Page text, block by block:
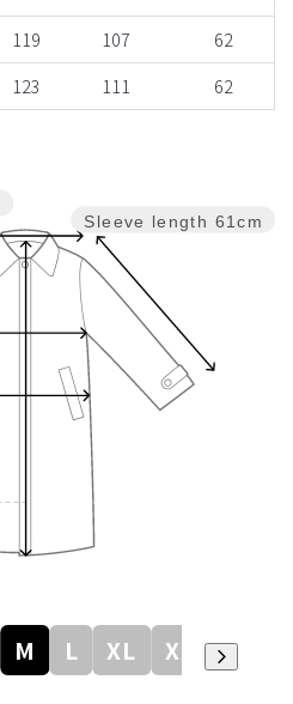
119 107
62
123 111 62
Sleeve length 61cm
M L XL XXL